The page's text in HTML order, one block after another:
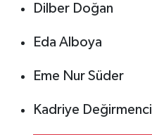
Dilber Doğan
Eda Alboya
Eme Nur Süder
Kadriye Değirmenci